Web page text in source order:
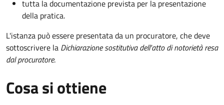
tutta la documentazione prevista per la presentazione
della pratica.
L'istanza può essere presentata da un procuratore, che deve
sottoscrivere la Dichiarazione sostitutiva dell'atto di notorietà resa
dal procuratore.
Cosa si ottiene